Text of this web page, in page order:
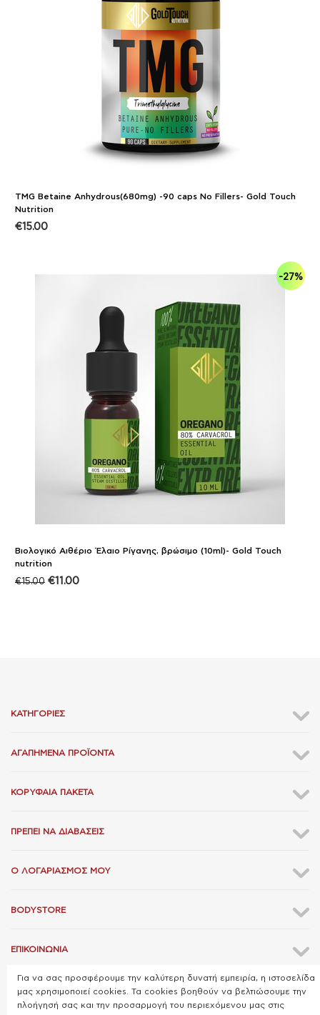
TMG Betaine Anhydrous(680mg) -90 caps No Fillers- Gold Touch
Nutrition
€15.00
-27%
Βιολογικό Αιθέριο Έλαιο Ρίγανης, βρώσιμο (10ml)- Gold Touch
nutrition
€15.00 €11.00
ΚΑΤΗΓΟΡΊΕΣ
ΑΓΑΠΗΜΈΝΑ ΠΡΟΪΌΝΤΑ
ΚΟΡΥΦΑΊΑ ΠΑΚΈΤΑ
ΠΡΈΠΕΙ ΝΑ ΔΙΑΒΆΣΕΙΣ
Ο ΛΟΓΑΡΙΑΣΜΌΣ ΜΟΥ
BODYSTORE
ΕΠΙΚΟΙΝΩΝΊΑ
Για να σας προσφέρουμε την καλύτερη δυνατή εμπειρία, η ιστοσελίδα
μας χρησιμοποιεί cookies. Τα cookies βοηθούν να βελτιώσουμε την
πλοήγησή σας και την προσαρμογή του περιεχόμενου μας στις